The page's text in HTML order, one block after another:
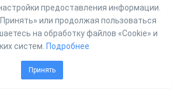
предоставления информации.
или продолжая пользоваться
на обработку файлов «Cookie» и
систем. Подробнее
Принять